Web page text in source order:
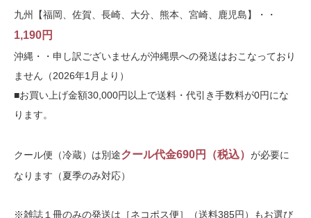
九州【福岡、佐賀、長崎、大分、熊本、宮崎、鹿児島】・・
1,190円
沖縄・・申し訳ございませんが沖縄県への発送はおこなっており
ません（2026年1月より）
■お買い上げ金額30,000円以上で送料・代引き手数料が0円にな
ります。
クール便（冷蔵）は別途クール代金690円（税込） が必要に
なります（夏季のみ対応）
※雑誌１冊のみの発送は［ネコポス便］（送料385円）もお選び